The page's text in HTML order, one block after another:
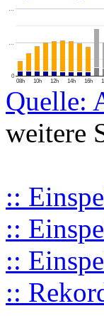
08h 10h 12h 14h 16h
0
…
…
Quelle:
weitere
::
::
::
::